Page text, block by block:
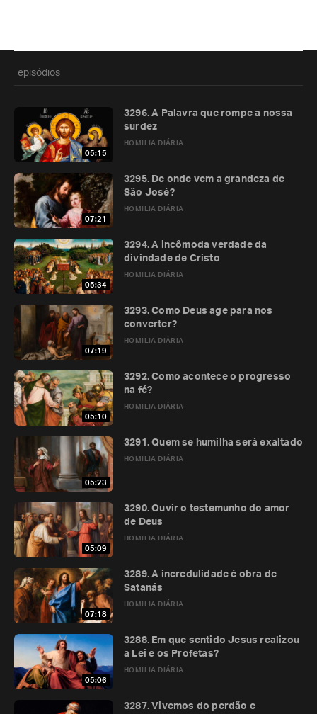
episódios
05:15
HOMILIA DIÁRIA
3296. A Palavra que rompe a nossa
surdez
07:21
HOMILIA DIÁRIA
3295. De onde vem a grandeza de
São José?
05:34
HOMILIA DIÁRIA
3294. A incômoda verdade da
divindade de Cristo
07:19
HOMILIA DIÁRIA
3293. Como Deus age para nos
converter?
05:10
HOMILIA DIÁRIA
3292. Como acontece o progresso
na fé?
05:23
HOMILIA DIÁRIA
3291. Quem se humilha será exaltado
05:09
HOMILIA DIÁRIA
3290. Ouvir o testemunho do amor
de Deus
07:18
HOMILIA DIÁRIA
3289. A incredulidade é obra de
Satanás
05:06
HOMILIA DIÁRIA
3288. Em que sentido Jesus realizou
a Lei e os Profetas?
3287. Vivemos do perdão e